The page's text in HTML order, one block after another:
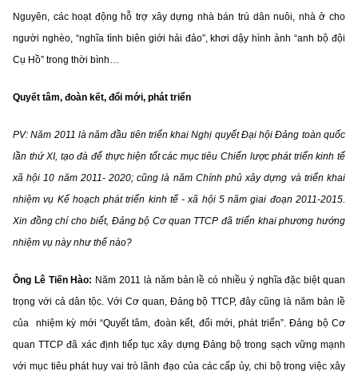
Nguyên, các hoạt động hỗ trợ xây dựng nhà bán trú dân nuôi, nhà ở cho
người nghèo, “nghĩa tình biên giới hải đảo”, khơi dậy hình ảnh “anh bộ đội
Cụ Hồ” trong thời bình…
Quyết tâm, đoàn kết, đổi mới, phát triển
PV: Năm 2011 là năm đầu tiên triển khai Nghị quyết Đại hội Đảng toàn quốc
lần thứ XI, tạo đà để thực hiện tốt các mục tiêu Chiến lược phát triển kinh tế
xã hội 10 năm 2011- 2020; cũng là năm Chính phủ xây dựng và triển khai
nhiệm vụ Kế hoạch phát triển kinh tế - xã hội 5 năm giai đoạn 2011-2015.
Xin đồng chí cho biết, Đảng bộ Cơ quan TTCP đã triển khai phương hướng
nhiệm vụ này như thế nào?
Ông Lê Tiến Hào: Năm 2011 là năm bản lề có nhiều ý nghĩa đặc biệt quan
trọng với cả dân tộc. Với Cơ quan, Đảng bộ TTCP, đây cũng là năm bản lề
của nhiệm kỳ mới “Quyết tâm, đoàn kết, đổi mới, phát triển”. Đảng bộ Cơ
quan TTCP đã xác định tiếp tục xây dựng Đảng bộ trong sạch vững mạnh
với mục tiêu phát huy vai trò lãnh đạo của các cấp ủy, chi bộ trong việc xây